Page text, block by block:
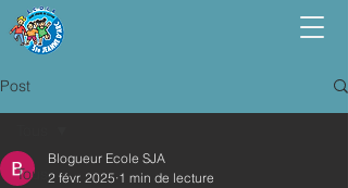
Post
Tous
Blogueur Ecole SJA
2 févr. 2025 1 min de lecture